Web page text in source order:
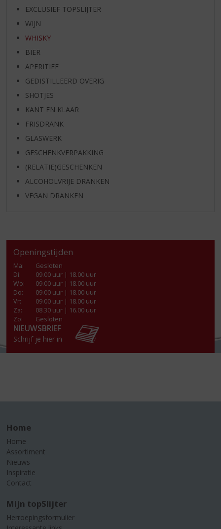
EXCLUSIEF TOPSLIJTER
WIJN
WHISKY
BIER
APERITIEF
GEDISTILLEERD OVERIG
SHOTJES
KANT EN KLAAR
FRISDRANK
GLASWERK
GESCHENKVERPAKKING
(RELATIE)GESCHENKEN
ALCOHOLVRIJE DRANKEN
VEGAN DRANKEN
Openingstijden
Ma:
Gesloten
Di:
09.00 uur | 18.00 uur
Wo:
09.00 uur | 18.00 uur
Do:
09.00 uur | 18.00 uur
Vr:
09.00 uur | 18.00 uur
Za:
08.30 uur | 16.00 uur
Zo:
Gesloten
NIEUWSBRIEF
Schrijf je hier in
Home
Home
Assortiment
Nieuws
Inspiratie
Contact
Mijn topSlijter
Herroepingsformulier